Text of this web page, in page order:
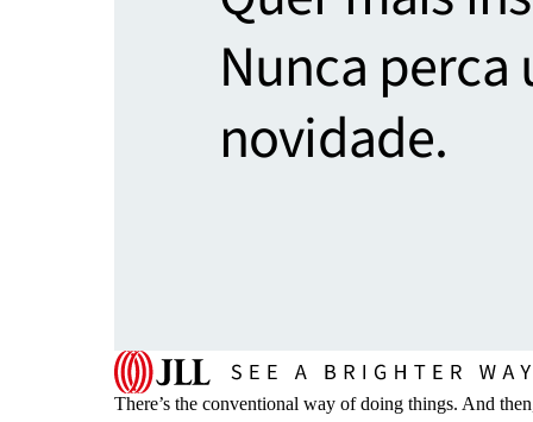
Nunca perca
novidade.
There’s the conventional way of doing things. And